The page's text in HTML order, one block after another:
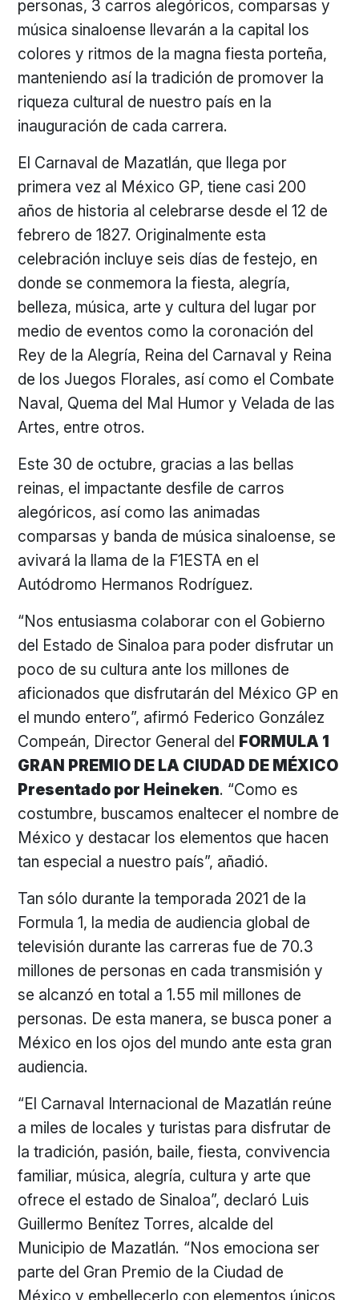
personas, 3 carros alegóricos, comparsas y
música sinaloense llevarán a la capital los
colores y ritmos de la magna fiesta porteña,
manteniendo así la tradición de promover la
riqueza cultural de nuestro país en la
inauguración de cada carrera.
El Carnaval de Mazatlán, que llega por
primera vez al México GP, tiene casi 200
años de historia al celebrarse desde el 12 de
febrero de 1827. Originalmente esta
celebración incluye seis días de festejo, en
donde se conmemora la fiesta, alegría,
belleza, música, arte y cultura del lugar por
medio de eventos como la coronación del
Rey de la Alegría, Reina del Carnaval y Reina
de los Juegos Florales, así como el Combate
Naval, Quema del Mal Humor y Velada de las
Artes, entre otros.
Este 30 de octubre, gracias a las bellas
reinas, el impactante desfile de carros
alegóricos, así como las animadas
comparsas y banda de música sinaloense, se
avivará la llama de la F1ESTA en el
Autódromo Hermanos Rodríguez.
“Nos entusiasma colaborar con el Gobierno
del Estado de Sinaloa para poder disfrutar un
poco de su cultura ante los millones de
aficionados que disfrutarán del México GP en
el mundo entero”, afirmó Federico González
Compeán, Director General del FORMULA 1
GRAN PREMIO DE LA CIUDAD DE MÉXICO
Presentado por Heineken. “Como es
costumbre, buscamos enaltecer el nombre de
México y destacar los elementos que hacen
tan especial a nuestro país”, añadió.
Tan sólo durante la temporada 2021 de la
Formula 1, la media de audiencia global de
televisión durante las carreras fue de 70.3
millones de personas en cada transmisión y
se alcanzó en total a 1.55 mil millones de
personas. De esta manera, se busca poner a
México en los ojos del mundo ante esta gran
audiencia.
“El Carnaval Internacional de Mazatlán reúne
a miles de locales y turistas para disfrutar de
la tradición, pasión, baile, fiesta, convivencia
familiar, música, alegría, cultura y arte que
ofrece el estado de Sinaloa”, declaró Luis
Guillermo Benítez Torres, alcalde del
Municipio de Mazatlán. “Nos emociona ser
parte del Gran Premio de la Ciudad de
México y embellecerlo con elementos únicos